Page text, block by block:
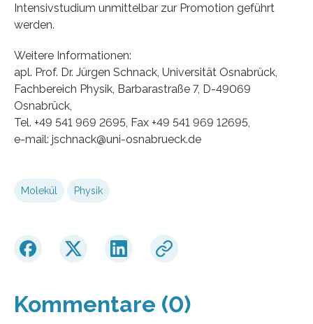
Intensivstudium unmittelbar zur Promotion geführt
werden.
Weitere Informationen:
apl. Prof. Dr. Jürgen Schnack, Universität Osnabrück,
Fachbereich Physik, Barbarastraße 7, D-49069
Osnabrück,
Tel. +49 541 969 2695, Fax +49 541 969 12695,
e-mail: jschnack@uni-osnabrueck.de
Molekül Physik
Kommentare (0)